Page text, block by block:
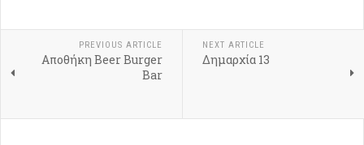
PREVIOUS ARTICLE
Αποθήκη Beer Burger
Bar
NEXT ARTICLE
Δημαρχία 13